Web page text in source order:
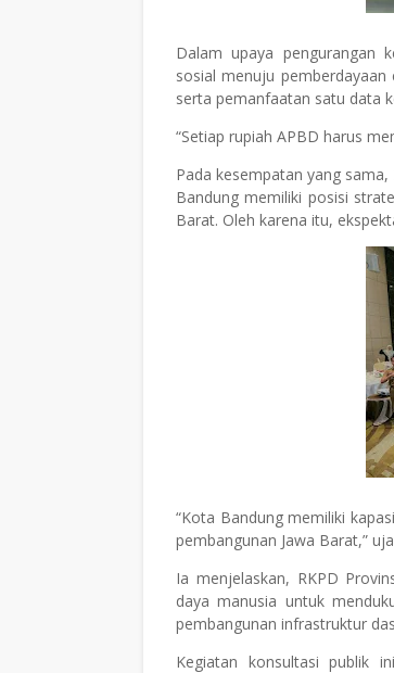
Dalam upaya pengurangan
sosial menuju
serta pemanfaatan satu data
“Setiap rupiah APBD harus
Pada kesempatan yang
Bandung memiliki posisi
Barat. Oleh karena itu,
“Kota Bandung memiliki
pembangunan Jawa Barat,”
Ia menjelaskan, RKPD
daya manusia untuk
pembangunan infrastruktur
Kegiatan konsultasi publik